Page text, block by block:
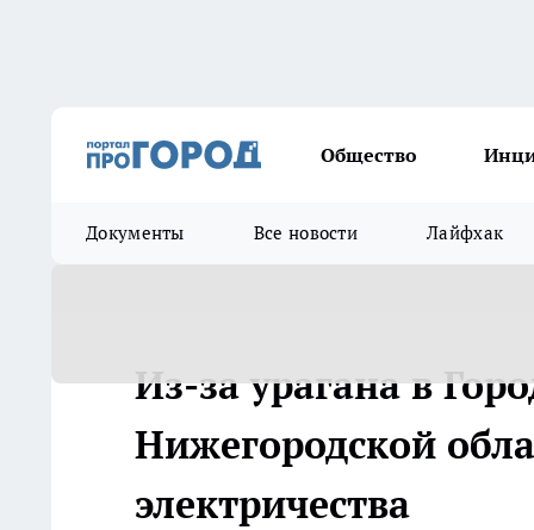
Общество
Документы Все новости Лайфхак
Из-за урагана в
Нижегородской
электричества